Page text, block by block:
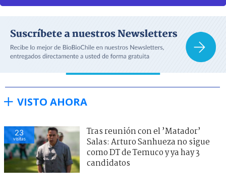
VISTO AHORA
23
visitas
Tras reunión con el ’Matador’
Salas: Arturo Sanhueza no sigue
como DT de Temuco y ya hay 3
candidatos